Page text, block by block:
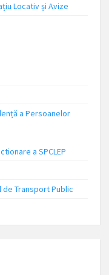
Locativ și Avize
a Persoanelor
a SPCLEP
Transport Public